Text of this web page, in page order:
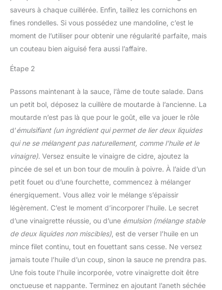
saveurs à chaque cuillérée. Enfin, taillez les cornichons en
fines rondelles. Si vous possédez une mandoline, c’est le
moment de l’utiliser pour obtenir une régularité parfaite, mais
un couteau bien aiguisé fera aussi l’affaire.
Étape 2
Passons maintenant à la sauce, l’âme de toute salade. Dans
un petit bol, déposez la cuillère de moutarde à l’ancienne. La
moutarde n’est pas là que pour le goût, elle va jouer le rôle
d’émulsifiant (un ingrédient qui permet de lier deux liquides
qui ne se mélangent pas naturellement, comme l’huile et le
vinaigre). Versez ensuite le vinaigre de cidre, ajoutez la
pincée de sel et un bon tour de moulin à poivre. À l’aide d’un
petit fouet ou d’une fourchette, commencez à mélanger
énergiquement. Vous allez voir le mélange s’épaissir
légèrement. C’est le moment d’incorporer l’huile. Le secret
d’une vinaigrette réussie, ou d’une émulsion (mélange stable
de deux liquides non miscibles) , est de verser l’huile en un
mince filet continu, tout en fouettant sans cesse. Ne versez
jamais toute l’huile d’un coup, sinon la sauce ne prendra pas.
Une fois toute l’huile incorporée, votre vinaigrette doit être
onctueuse et nappante. Terminez en ajoutant l’aneth séchée